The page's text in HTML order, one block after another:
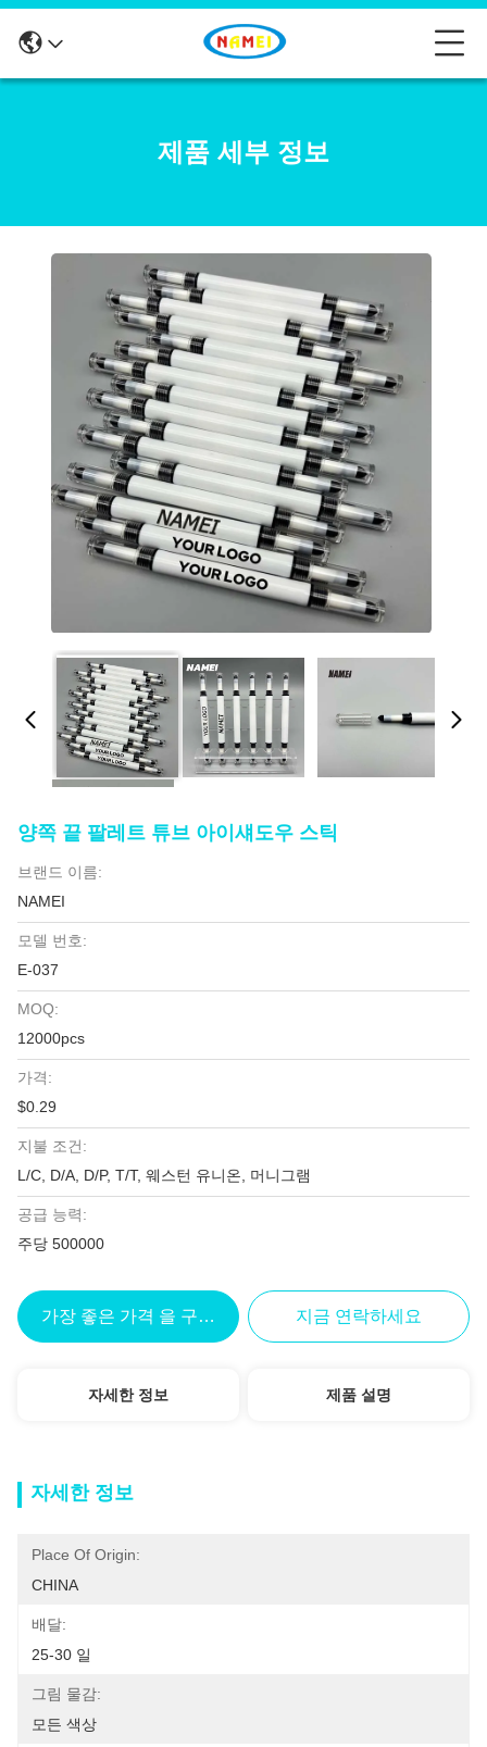
제품 세부 정보
양쪽 끝 팔레트 튜브 아이섀도우 스틱
브랜드 이름:
NAMEI
모델 번호:
E-037
MOQ:
12000pcs
가격:
$0.29
지불 조건:
L/C, D/A, D/P, T/T, 웨스턴 유니온, 머니그램
공급 능력:
주당 500000
가장 좋은 가격 을 구하라 지금 연락하세요
자세한 정보 제품 설명
자세한 정보
Place Of Origin:
CHINA
배달:
25-30 일
그림 물감:
모든 색상